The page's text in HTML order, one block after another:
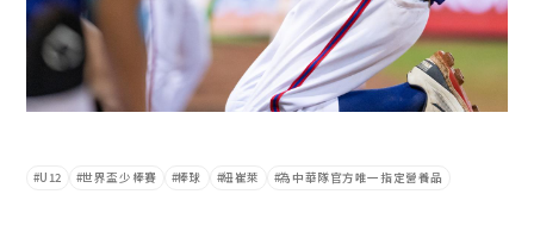
U12 世界盃少棒賽 棒球 紐崔萊 為中華隊官方唯一指定營養品